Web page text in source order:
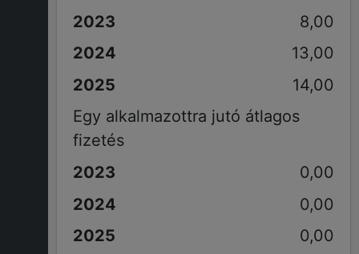
8,00
13,00
14,00
Egy alkalmazottra jutó átlagos
fizetés
0,00
0,00
0,00